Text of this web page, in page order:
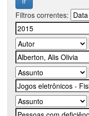
Filtros correntes: